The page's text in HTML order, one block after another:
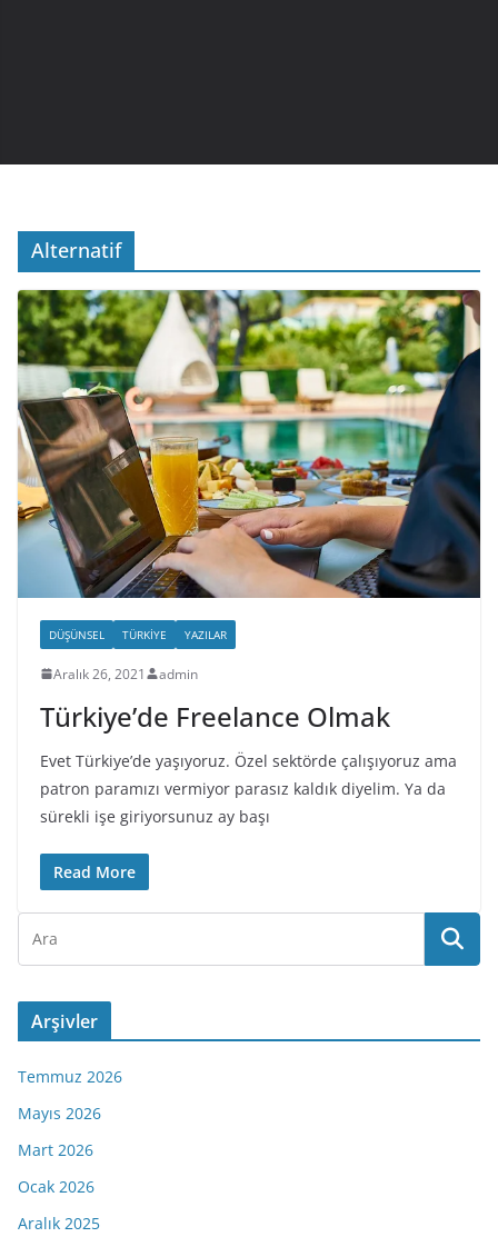
Alternatif
DÜŞÜNSEL TÜRKIYE YAZILAR
Aralık 26, 2021 admin
Türkiye’de Freelance Olmak
Evet Türkiye’de yaşıyoruz. Özel sektörde çalışıyoruz ama
patron paramızı vermiyor parasız kaldık diyelim. Ya da
sürekli işe giriyorsunuz ay başı
Read More
Arşivler
Temmuz 2026
Mayıs 2026
Mart 2026
Ocak 2026
Aralık 2025